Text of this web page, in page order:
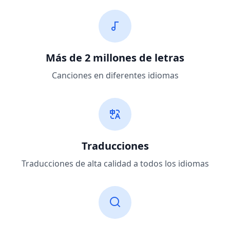
Más de 2 millones de letras
Canciones en diferentes idiomas
Traducciones
Traducciones de alta calidad a todos los idiomas